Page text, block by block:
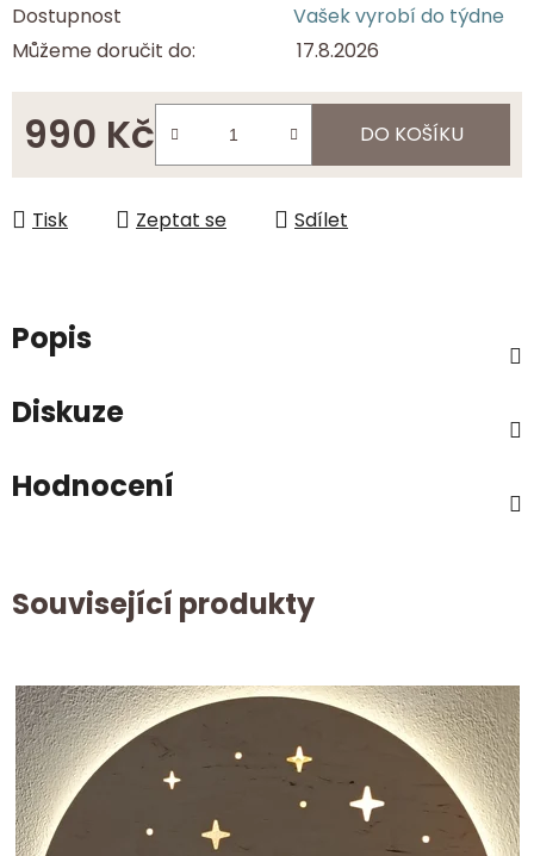
Dostupnost
Vašek vyrobí do týdne
Můžeme doručit do:
17.8.2026
990 Kč
Měrná cena:
DO KOŠÍKU
Tisk Zeptat se Sdílet
Popis
Diskuze
Hodnocení
Související produkty